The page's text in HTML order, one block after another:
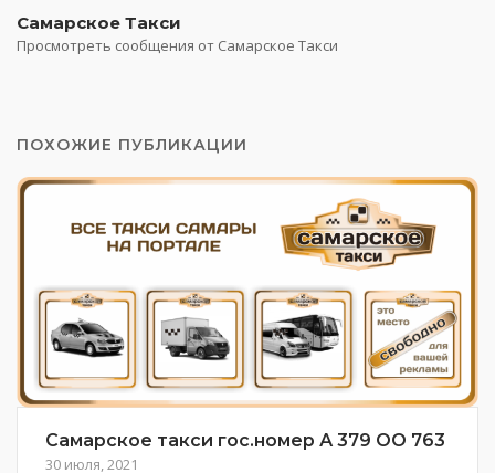
Самарское Такси
Просмотреть сообщения от Самарское Такси
ПОХОЖИЕ ПУБЛИКАЦИИ
Самарское такси гос.номер А 379 ОО 763
30 июля, 2021